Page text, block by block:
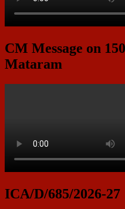
CM Message on
Mataram
ICA/D/685/2026-27